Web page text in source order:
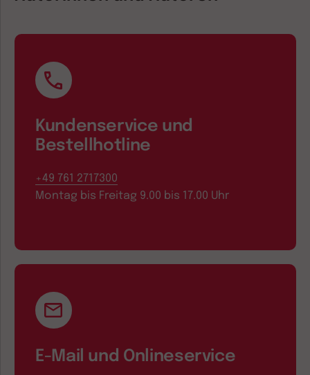
Kundenservice und
Bestellhotline
+49 761 2717300
Montag bis Freitag 9.00 bis 17.00 Uhr
E-Mail und Onlineservice